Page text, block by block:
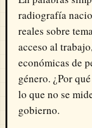
radiografía
reales sobre
acceso al
económicas de
género. ¿Por
lo que no se
gobierno.